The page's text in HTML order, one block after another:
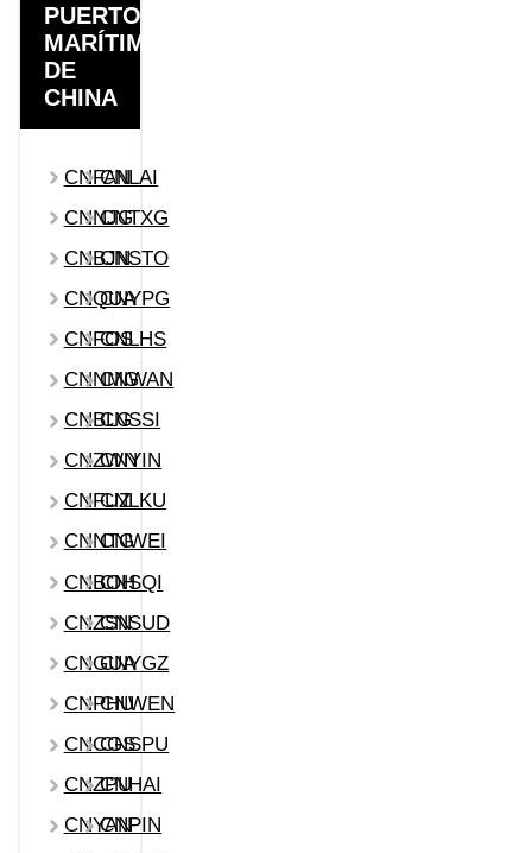
PUERTOS
MARÍTIMOS
DE
CHINA
CNFANCNLAI
CNNJGCNTXG
CNBJNCNSTO
CNQUACNYPG
CNFOSCNLHS
CNNMG
CNWAN
CNBLG
CNSSI
CNZWN
CNYIN
CNFUZCNLKU
CNNTG
CNWEI
CNBOH
CNSQI
CNZSNCNSUD
CNGUACNYGZ
CNPHUCNWEN
CNCGSCNSPU
CNZPUCNHAI
CNYANCNPIN